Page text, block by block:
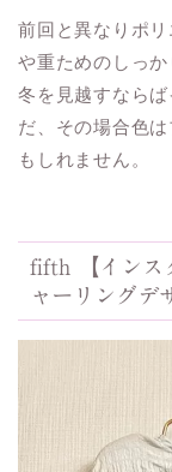
前回と異なりポ
や重ためのしっ
冬を見越すなら
だ、その場合色
もしれません。
fifth 【インス
ャーリングデ